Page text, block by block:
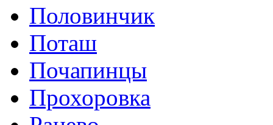
Половинчик
Поташ
Почапинцы
Прохоровка